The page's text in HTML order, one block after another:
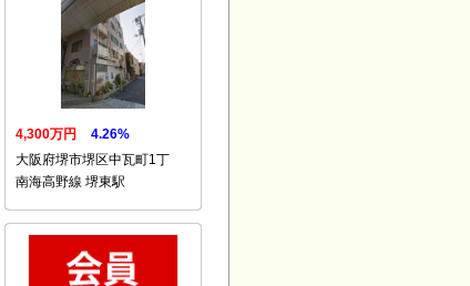
4,300万円
4.26%
大阪府堺市堺区中瓦町1丁
南海高野線 堺東駅